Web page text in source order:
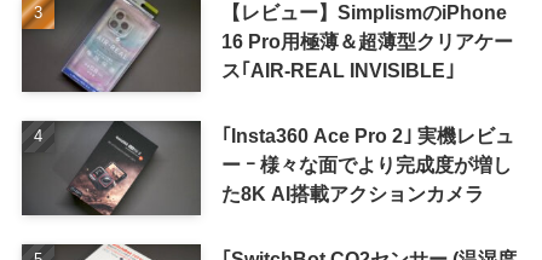
【レビュー】SimplismのiPhone
16 Pro用極薄＆超薄型クリアケー
ス｢AIR-REAL INVISIBLE｣
｢Insta360 Ace Pro 2｣ 実機レビュ
ー ｰ 様々な面でより完成度が増し
た8K AI搭載アクションカメラ